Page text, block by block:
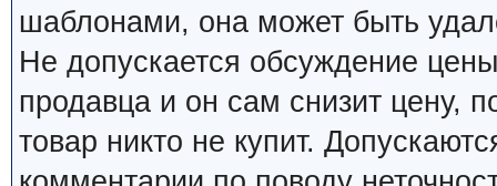
шаблонами, она может быть
Не допускается обсуждение
продавца и он сам снизит цену,
товар никто не купит.